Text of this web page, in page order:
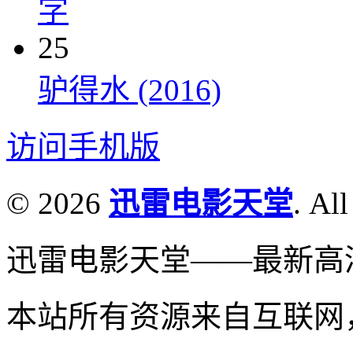
字
25
驴得水 (2016)
访问手机版
© 2026 迅雷电影天堂. All
迅雷电影天堂——最新高
本站所有资源来自互联